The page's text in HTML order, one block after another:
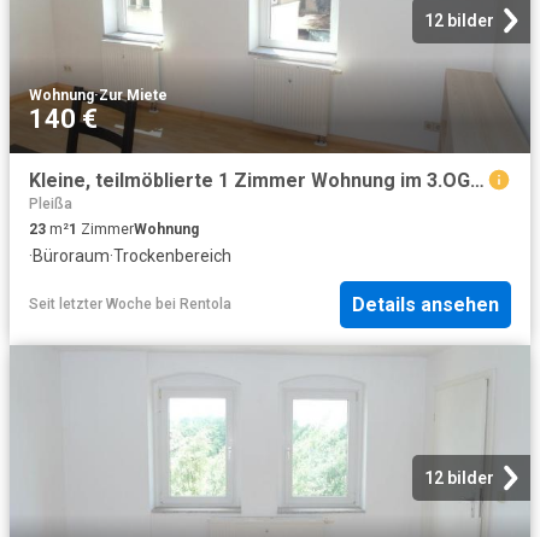
12 bilder
Wohnung·Zur Miete
140 €
Kleine, teilmöblierte 1 Zimmer Wohnung im 3.OG mit Laminatboden * auch als Büro nutzbar
Pleißa
23 m²1 ZimmerWohnung
·Büroraum·Trockenbereich
Seit letzter Woche bei Rentola Details ansehen
12 bilder